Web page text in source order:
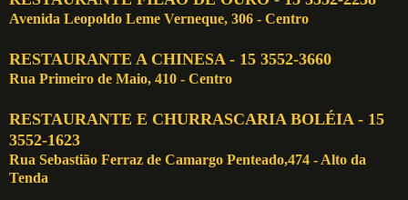
Avenida Leopoldo Leme Verneque, 306 - Centro
RESTAURANTE A CHINESA - 15 3552-3660
Rua Primeiro de Maio, 410 - Centro
RESTAURANTE E CHURRASCARIA BOLÉIA - 15
3552-1623
Rua Sebastião Ferraz de Camargo Penteado,474 - Alto da
Tenda